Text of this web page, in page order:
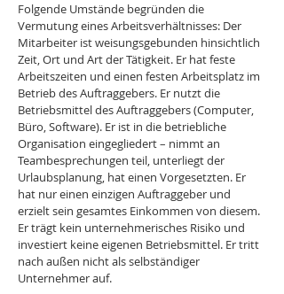
Folgende Umstände begründen die
Vermutung eines Arbeitsverhältnisses: Der
Mitarbeiter ist weisungsgebunden hinsichtlich
Zeit, Ort und Art der Tätigkeit. Er hat feste
Arbeitszeiten und einen festen Arbeitsplatz im
Betrieb des Auftraggebers. Er nutzt die
Betriebsmittel des Auftraggebers (Computer,
Büro, Software). Er ist in die betriebliche
Organisation eingegliedert – nimmt an
Teambesprechungen teil, unterliegt der
Urlaubsplanung, hat einen Vorgesetzten. Er
hat nur einen einzigen Auftraggeber und
erzielt sein gesamtes Einkommen von diesem.
Er trägt kein unternehmerisches Risiko und
investiert keine eigenen Betriebsmittel. Er tritt
nach außen nicht als selbständiger
Unternehmer auf.